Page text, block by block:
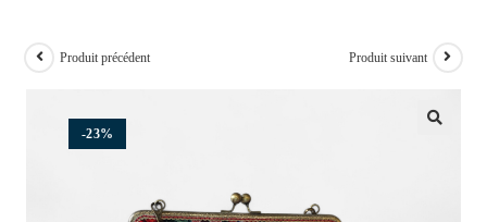
-23%
Produit précédent Produit suivant